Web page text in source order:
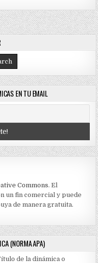
EN TU EMAIL
Commons. El
un fin comercial y puede
de manera gratuita.
(NORMA APA)
de la dinámica o